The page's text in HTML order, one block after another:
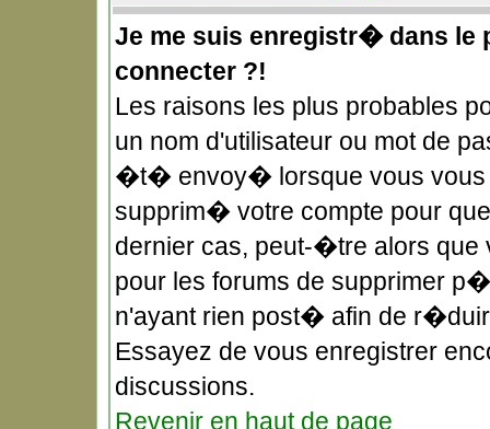
Je me suis enregistr� dans le
connecter ?!
Les raisons les plus probables
un nom d'utilisateur ou mot de
�t� envoy� lorsque vous vous
supprim� votre compte pour
dernier cas, peut-�tre alors
pour les forums de supprimer
n'ayant rien post� afin de
Essayez de vous enregistrer
discussions.
Revenir en haut de page